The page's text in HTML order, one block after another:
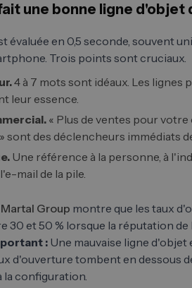
une bonne ligne d'objet
évaluée en 0,5 seconde, souvent
Trois points sont cruciaux.
4 à 7 mots sont idéaux. Les lignes
leur essence.
« Plus de ventes pour
sont des déclencheurs immédiats
Une référence à la personne, à
mail de la pile.
Group montre que les taux
30 et 50 % lorsque la réputation
: Une mauvaise ligne d'objet
d'ouverture tombent en dessous
la configuration.